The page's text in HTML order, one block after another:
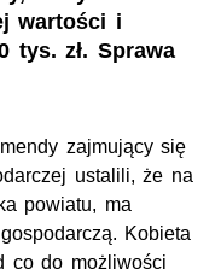
wartości i
tys. zł. Sprawa
zajmujący się
ustalili, że na
powiatu, ma
Kobieta
co do możliwości